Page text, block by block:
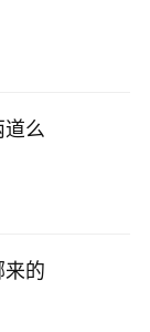
么
来的